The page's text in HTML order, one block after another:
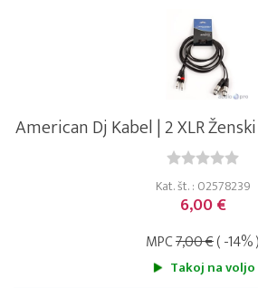
American Dj Kabel | 2 XLR
Kat. št. : 02578239
6,00 €
MPC7,00 €( -14% )
Takoj na voljo